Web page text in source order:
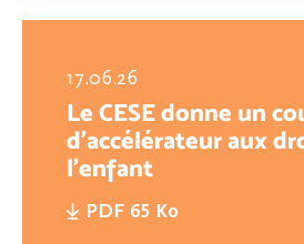
17.06.26
Le CESE donne un
d’accélérateur aux
l’enfant
PDF 65 Ko